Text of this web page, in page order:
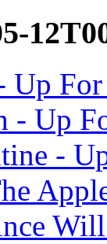
Up
- Up
-